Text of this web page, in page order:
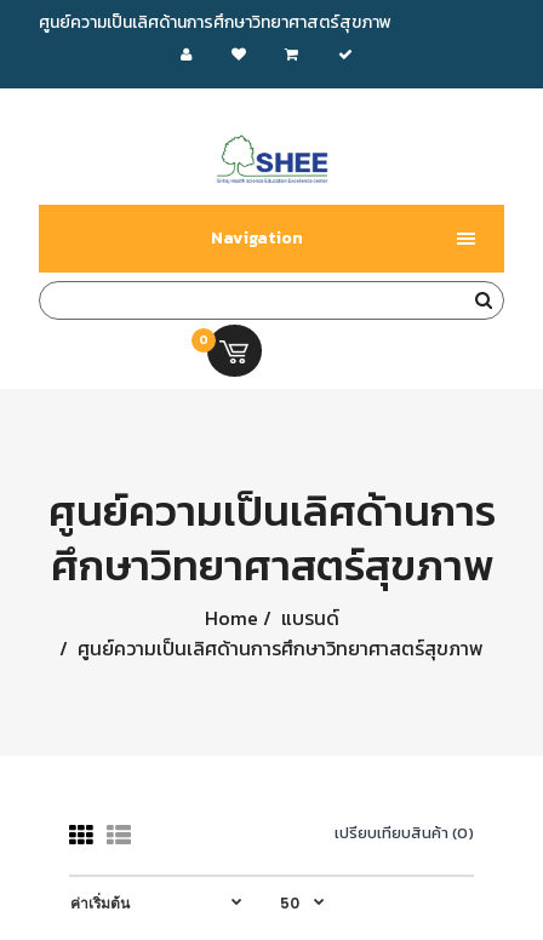
ศูนย์ความเป็นเลิศด้านการศึกษาวิทยาศาสตร์สุขภาพ
Navigation
0
ศูนย์ความเป็นเลิศด้านการ
ศึกษาวิทยาศาสตร์สุขภาพ
Home
แบรนด์
ศูนย์ความเป็นเลิศด้านการศึกษาวิทยาศาสตร์สุขภาพ
เปรียบเทียบสินค้า (0)